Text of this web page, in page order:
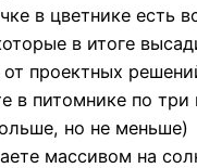
в цветнике есть
в итоге
от проектных
в питомнике по три
но не меньше)
массивом на